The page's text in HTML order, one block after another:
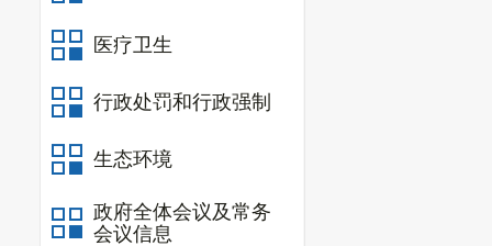
医疗卫生
行政处罚和行政强制
生态环境
政府全体会议及常务
会议信息